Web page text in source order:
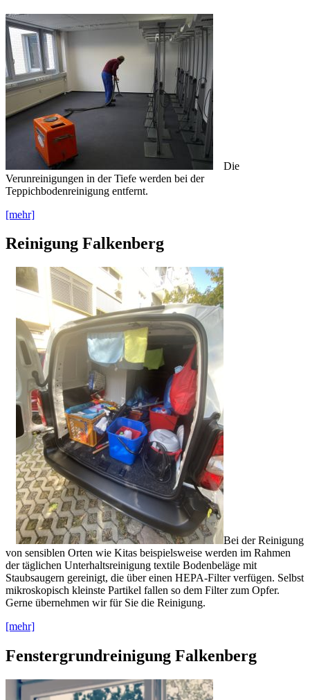
Die
Verunreinigungen in der Tiefe werden bei der
Teppichbodenreinigung entfernt.
[mehr]
Reinigung Falkenberg
Bei der Reinigung
von sensiblen Orten wie Kitas beispielsweise werden im Rahmen
der täglichen Unterhaltsreinigung textile Bodenbeläge mit
Staubsaugern gereinigt, die über einen HEPA-Filter verfügen. Selbst
mikroskopisch kleinste Partikel fallen so dem Filter zum Opfer.
Gerne übernehmen wir für Sie die Reinigung.
[mehr]
Fenstergrundreinigung Falkenberg